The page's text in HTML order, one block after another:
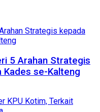
5 Arahan Strategis
Kades se-Kalteng